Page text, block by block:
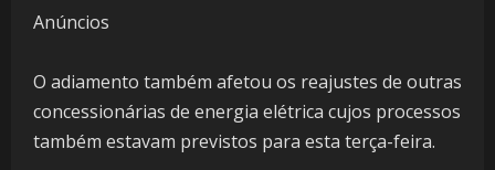
Anúncios
O adiamento também afetou os reajustes de outras
concessionárias de energia elétrica cujos processos
também estavam previstos para esta terça-feira.